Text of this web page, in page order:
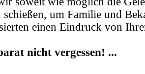
um Familie und
einen Eindruck von
nicht vergessen! ...